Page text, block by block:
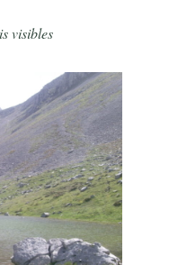
visibles